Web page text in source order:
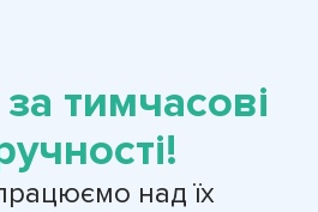
тимчасові
над їх